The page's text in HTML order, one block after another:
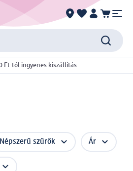
Ft-tól ingyenes kiszállítás
Népszerű szűrők Ár